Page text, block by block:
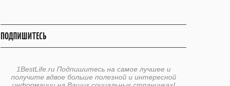
ПОДПИШИТЕСЬ
1BestLife.ru Подпишитесь на самое лучшее и
получите вдвое больше полезной и интересной